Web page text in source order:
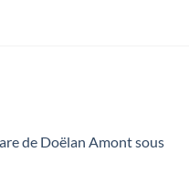
de Doëlan Amont sous